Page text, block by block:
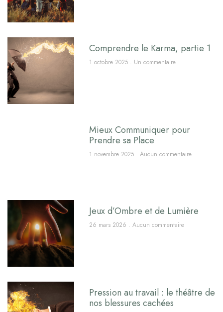
Comprendre le Karma, partie 1
1 octobre 2025 Un commentaire
Mieux Communiquer pour
Prendre sa Place
1 novembre 2025 Aucun commentaire
Jeux d’Ombre et de Lumière
26 mars 2026 Aucun commentaire
Pression au travail : le théâtre de
nos blessures cachées